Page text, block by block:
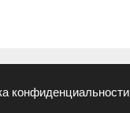
конфиденциальности